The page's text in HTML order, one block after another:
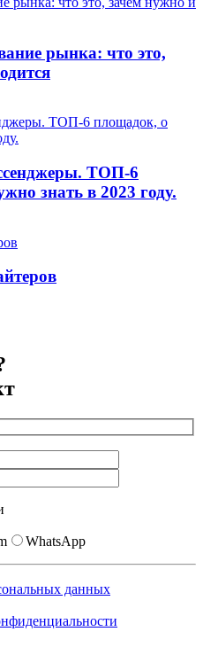
рынка: что это,
ТОП-6
знать в 2023 году.
WhatsApp
данных